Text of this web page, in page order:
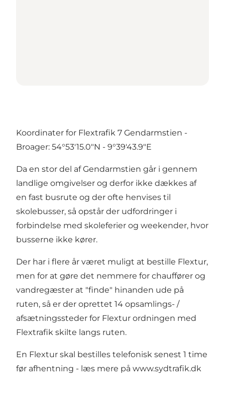
Koordinater for Flextrafik 7 Gendarmstien -
Broager: 54°53'15.0"N - 9°39'43.9"E
Da en stor del af Gendarmstien går i gennem
landlige omgivelser og derfor ikke dækkes af
en fast busrute og der ofte henvises til
skolebusser, så opstår der udfordringer i
forbindelse med skoleferier og weekender, hvor
busserne ikke kører.
Der har i flere år været muligt at bestille Flextur,
men for at gøre det nemmere for chauffører og
vandregæster at "finde" hinanden ude på
ruten, så er der oprettet 14 opsamlings- /
afsætningssteder for Flextur ordningen med
Flextrafik skilte langs ruten.
En Flextur skal bestilles telefonisk senest 1 time
før afhentning - læs mere på www.sydtrafik.dk